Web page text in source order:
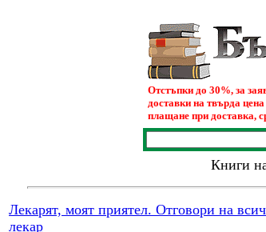
Отстъпки до 30%, за
доставки на твърда
плащане при доставка,
Книги
Лекарят, моят приятел. Отговори на
лекар